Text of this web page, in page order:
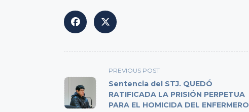
class="nav-
subtitle
screen-
PREVIOUS POST
Sentencia del STJ. QUEDÓ
RATIFICADA LA PRISIÓN PERPETUA
PARA EL HOMICIDA DEL ENFERMERO